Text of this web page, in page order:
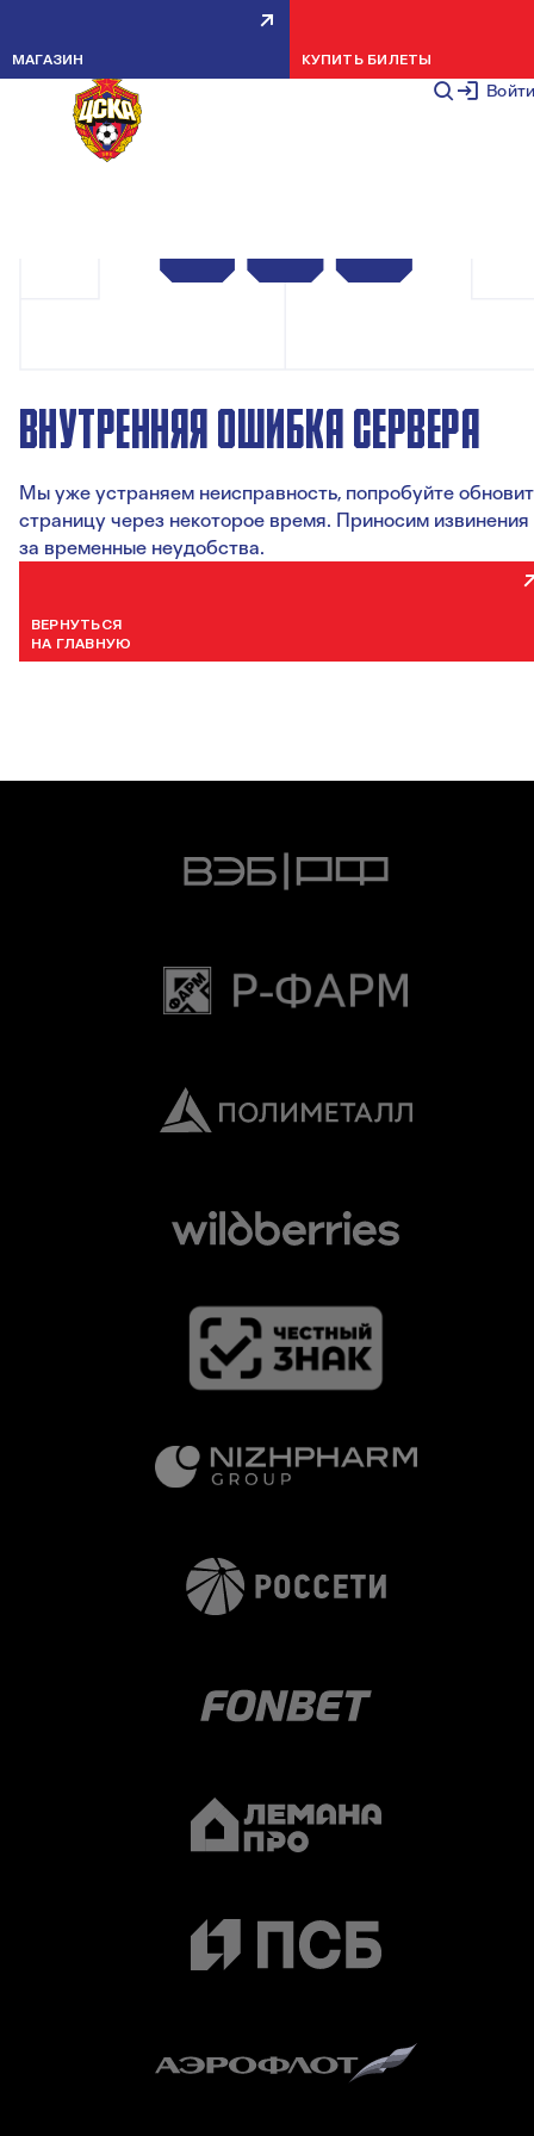
Войти
МАГАЗИН КУПИТЬ БИЛЕТЫ
ВНУТРЕННЯЯ ОШИБКА СЕРВЕРА
Мы уже устраняем неисправность, попробуйте
страницу через некоторое время. Приносим извинения
за временные неудобства.
ВЕРНУТЬСЯ
НА ГЛАВНУЮ